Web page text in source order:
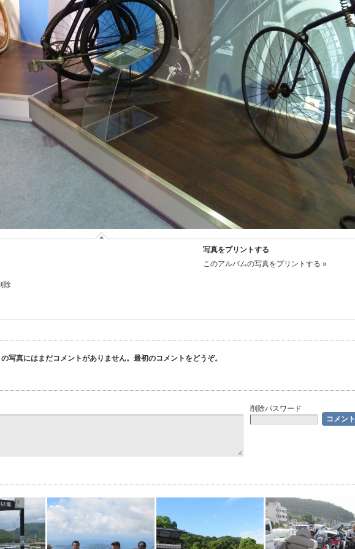
除
写真をプリントする
このアルバムの写真をプリントする »
の写真にはまだコメントがありません。最初のコメントをどうぞ。
削除パスワード